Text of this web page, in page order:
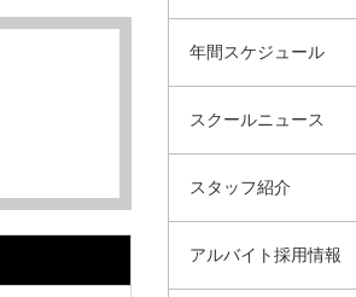
年間スケジュール
スクールニュース
スタッフ紹介
アルバイト採用情報